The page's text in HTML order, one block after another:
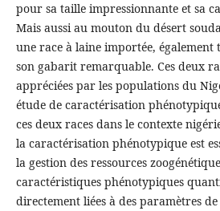
pour sa taille impressionnante et sa
Mais aussi au mouton du désert
une race à laine importée, également
son gabarit remarquable. Ces deux
appréciées par les populations du
étude de caractérisation
ces deux races dans le contexte
la caractérisation phénotypique est
la gestion des ressources
caractéristiques phénotypiques
directement liées à des paramètres